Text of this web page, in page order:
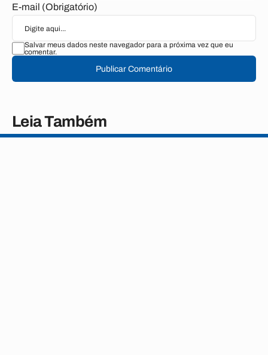
E-mail (Obrigatório)
Salvar meus dados neste navegador para a próxima vez que eu
comentar.
Publicar Comentário
Leia Também